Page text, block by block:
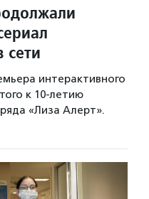
сети
интерактивного
к 10-летию
«Лиза Алерт».